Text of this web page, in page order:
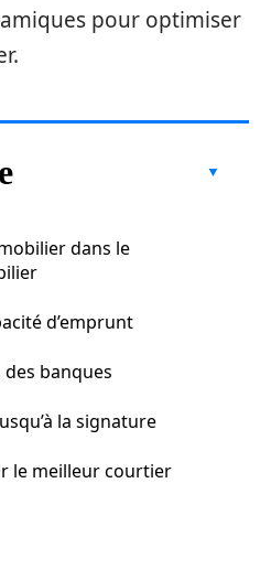
pour optimiser
dans le
d’emprunt
banques
la signature
le meilleur courtier